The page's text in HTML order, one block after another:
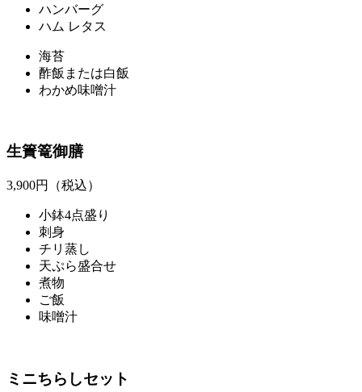
ハンバーグ
ハム レタス
海苔
酢飯または白飯
わかめ味噌汁
生簀篭御膳
3,900円（税込）
小鉢4点盛り
刺身
チリ蒸し
天ぷら盛合せ
煮物
ご飯
味噌汁
ミニちらしセット